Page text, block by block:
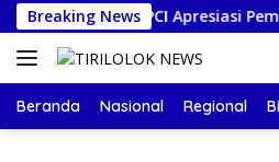
Langsung
ke
konten
Breaking News
Sekjen PCI Apresiasi
Beranda Nasional Regional